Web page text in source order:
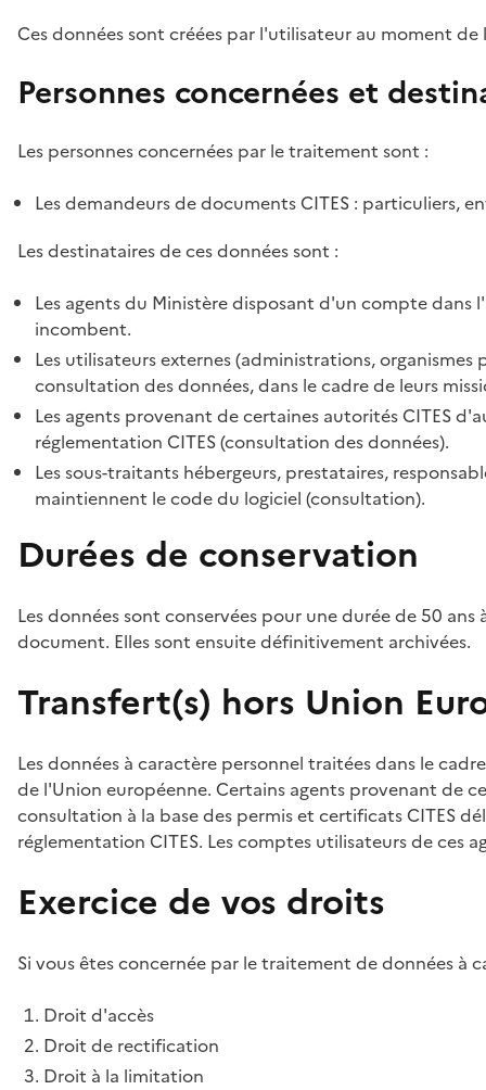
Ces données sont créées par l'utilisateur au moment
Personnes concernées et
Les personnes concernées par le traitement sont :
Les demandeurs de documents CITES : particuliers,
Les destinataires de ces données sont :
Les agents du Ministère disposant d'un compte
incombent.
Les utilisateurs externes (administrations,
consultation des données, dans le cadre de leurs
Les agents provenant de certaines autorités CITES
réglementation CITES (consultation des données).
Les sous-traitants hébergeurs, prestataires,
maintiennent le code du logiciel (consultation).
Durées de conservation
Les données sont conservées pour une durée de 50
document. Elles sont ensuite définitivement archivées.
Transfert(s) hors Union
Les données à caractère personnel traitées dans le
de l'Union européenne. Certains agents provenant de
consultation à la base des permis et certificats CITES
réglementation CITES. Les comptes utilisateurs de ces
Exercice de vos droits
Si vous êtes concernée par le traitement de données à
Droit d'accès
Droit de rectification
Droit à la limitation